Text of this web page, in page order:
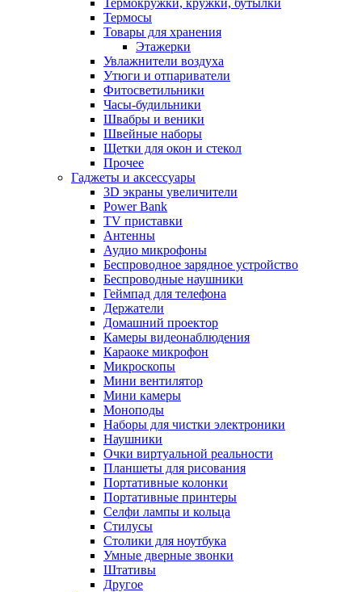
Термокружки, кружки, бутылки
Термосы
Товары для хранения
Этажерки
Увлажнители воздуха
Утюги и отпариватели
Фитосветильники
Часы-будильники
Швабры и веники
Швейные наборы
Щетки для окон и стекол
Прочее
Гаджеты и аксессуары
3D экраны увеличители
Power Bank
TV приставки
Антенны
Аудио микрофоны
Беспроводное зарядное устройство
Беспроводные наушники
Геймпад для телефона
Держатели
Домашний проектор
Камеры видеонаблюдения
Караоке микрофон
Микроскопы
Мини вентилятор
Мини камеры
Моноподы
Наборы для чистки электроники
Наушники
Очки виртуальной реальности
Планшеты для рисования
Портативные колонки
Портативные принтеры
Селфи лампы и кольца
Стилусы
Столики для ноутбука
Умные дверные звонки
Штативы
Другое